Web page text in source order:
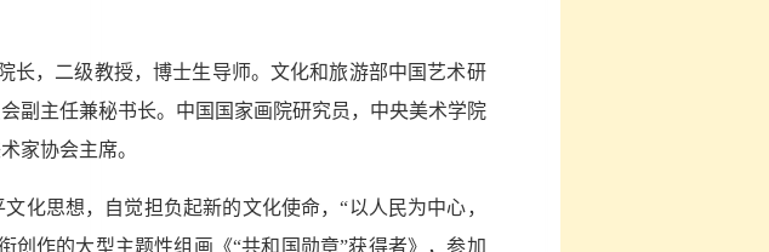
长，二级教授，博士生导师。文化和旅游部中国艺术研
副主任兼秘书长。中国国家画院研究员，中央美术学院
家协会主席。
化思想，自觉担负起新的文化使命，“以人民为中心，
创作的大型主题性组画《“共和国勋章”获得者》，参加